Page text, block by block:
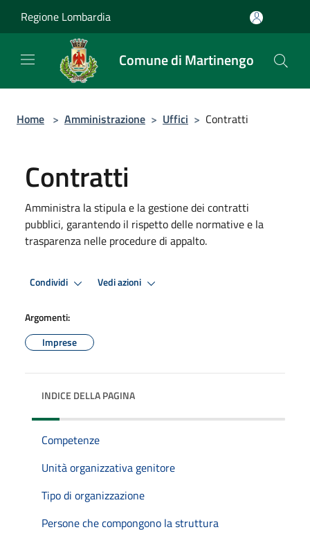
Regione Lombardia
Comune di Martinengo
Home > Amministrazione > Uffici > Contratti
Contratti
Amministra la stipula e la gestione dei contratti
pubblici, garantendo il rispetto delle normative e la
trasparenza nelle procedure di appalto.
Condividi Vedi azioni
Argomenti:
Imprese
INDICE DELLA PAGINA
Competenze
Unità organizzativa genitore
Tipo di organizzazione
Persone che compongono la struttura